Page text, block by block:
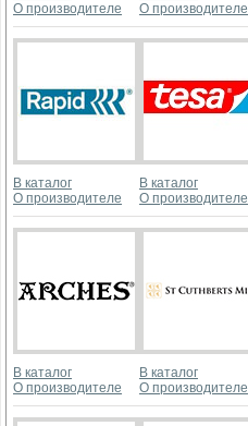
О производителе
О производителе
В каталог
О производителе
В каталог
О производителе
В каталог
О производителе
В каталог
О производителе